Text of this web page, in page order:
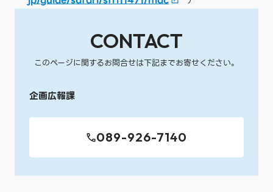
CONTACT
このページに関するお問合せは下記までお寄せください。
企画広報課
089-926-7140